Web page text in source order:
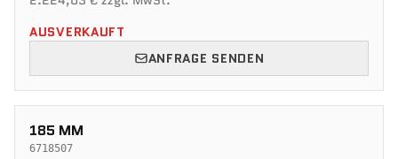
AUSVERKAUFT
ANFRAGE SENDEN
185 MM
6718507